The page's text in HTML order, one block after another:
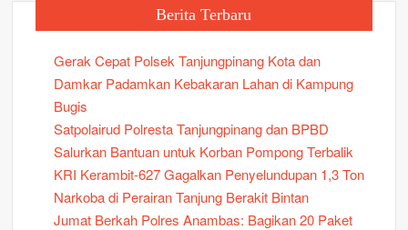
Berita Terbaru
Gerak Cepat Polsek Tanjungpinang Kota dan
Damkar Padamkan Kebakaran Lahan di Kampung
Bugis
Satpolairud Polresta Tanjungpinang dan BPBD
Salurkan Bantuan untuk Korban Pompong Terbalik
KRI Kerambit-627 Gagalkan Penyelundupan 1,3 Ton
Narkoba di Perairan Tanjung Berakit Bintan
Jumat Berkah Polres Anambas: Bagikan 20 Paket